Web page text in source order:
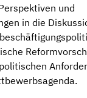
und
in die